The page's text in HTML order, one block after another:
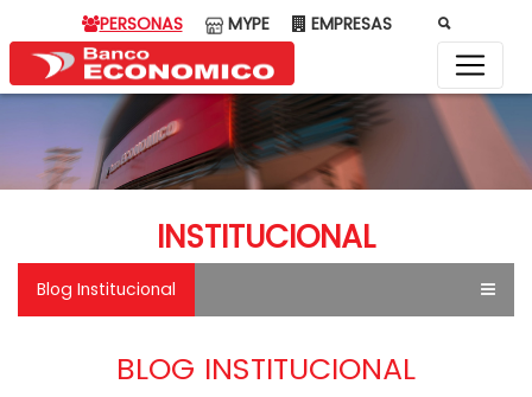
PERSONAS MYPE EMPRESAS
INSTITUCIONAL
Blog Institucional
BLOG INSTITUCIONAL